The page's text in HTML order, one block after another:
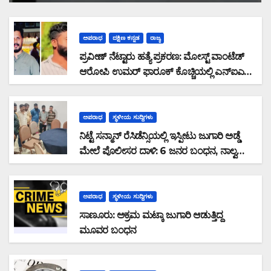
ಅಪರಾಧ ದಕ್ಷಿಣ ಕನ್ನಡ ರಾಜ್ಯ
ಪ್ರವೀಣ್ ನೆಟ್ಟಾರು ಹತ್ಯೆ ಪ್ರಕರಣ: ಮೋಸ್ಟ್ ವಾಂಟೆಡ್
ಆರೋಪಿ ಉಮರ್ ಫಾರೂಕ್ ಕೊಚ್ಚಿಯಲ್ಲಿ ಎನ್‌ಐಎ
ವಶಕ್ಕೆ
ಅಪರಾಧ ಸ್ಥಳೀಯ ಸುದ್ದಿಗಳು
ನಿಟ್ಟೆ ಸನ್ಮಾನ್ ರೆಸಿಡೆನ್ಸಿಯಲ್ಲಿ ಇಸ್ಪೀಟು ಜುಗಾರಿ ಅಡ್ಡೆ
ಮೇಲೆ ಪೊಲೀಸರ ದಾಳಿ: 6 ಜನರ ಬಂಧನ, ನಾಲ್ವರು
ಪರಾರಿ: ನಗದು ಹಾಗೂ ಮೊಬೈಲ್ ವಶ
ಅಪರಾಧ ಸ್ಥಳೀಯ ಸುದ್ದಿಗಳು
ಸಾಣೂರು: ಅಕ್ರಮ ಮಟ್ಕಾ ಜುಗಾರಿ ಆಡುತ್ತಿದ್ದ
ಮೂವರ ಬಂಧನ